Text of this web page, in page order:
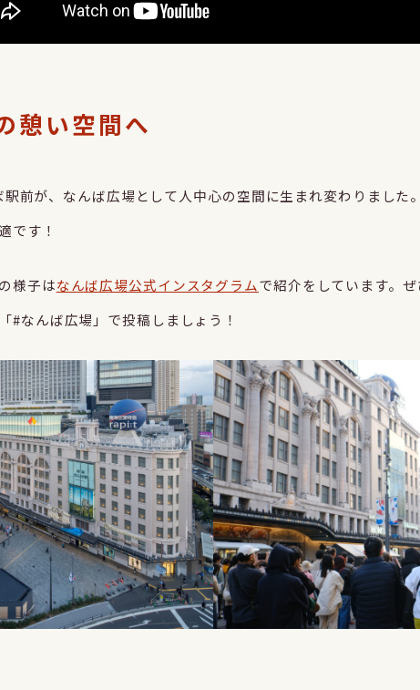
憩い空間へ
前が、なんば広場として人中心の空間に生まれ変わりました
です！
様子はなんば広場公式インスタグラムで紹介をしています。
#なんば広場」で投稿しましょう！